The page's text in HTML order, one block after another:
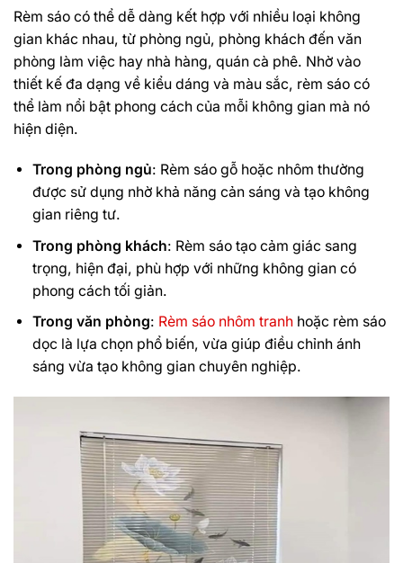
Rèm sáo có thể dễ dàng kết hợp với nhiều loại không
gian khác nhau, từ phòng ngủ, phòng khách đến văn
phòng làm việc hay nhà hàng, quán cà phê. Nhờ vào
thiết kế đa dạng về kiểu dáng và màu sắc, rèm sáo có
thể làm nổi bật phong cách của mỗi không gian mà nó
hiện diện.
Trong phòng ngủ: Rèm sáo gỗ hoặc nhôm thường
được sử dụng nhờ khả năng cản sáng và tạo không
gian riêng tư.
Trong phòng khách: Rèm sáo tạo cảm giác sang
trọng, hiện đại, phù hợp với những không gian có
phong cách tối giản.
Trong văn phòng: Rèm sáo nhôm tranhhoặc rèm sáo
dọc là lựa chọn phổ biến, vừa giúp điều chỉnh ánh
sáng vừa tạo không gian chuyên nghiệp.